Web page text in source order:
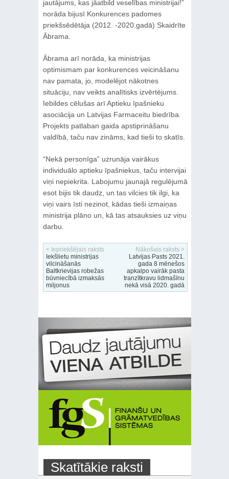
jautājums, kas jāatbild veselības ministrijai!”
norāda bijusī Konkurences padomes
priekšsēdētāja (2012. -2020.gadā) Skaidrīte
Ābrama.
Ābrama arī norāda, ka ministrijas
optimismam par konkurences veicināšanu
nav pamata, jo, modelējot nākotnes
situāciju, nav veikts analītisks izvērtējums.
Iebildes cēlušas arī Aptieku īpašnieku
asociācija un Latvijas Farmaceitu biedrība.
Projekts patlaban gaida apstiprināšanu
valdībā, taču nav zināms, kad tieši to skatīs.
“Nekā personīga” uzrunāja vairākus
individuālo aptieku īpašniekus, taču intervijai
viņi nepiekrita. Labojumu jaunajā regulējumā
esot bijis tik daudz, un tas vilcies tik ilgi, ka
viņi vairs īsti nezinot, kādas tieši izmaiņas
ministrija plāno un, kā tas atsauksies uz viņu
darbu.
< Iepriekšējais raksts
Iekšlietu ministrijas
vilcināšanās
Baltkrievijas robežas
būvniecībā izmaksās
miljonus
Nākošais raksts >
Latvijas Pasts 2021.
gada 8 mēnešos
apkalpo vairāk pasta
tranzītkravu lidmašīnu
nekā visā 2020. gadā
Skatītākie raksti